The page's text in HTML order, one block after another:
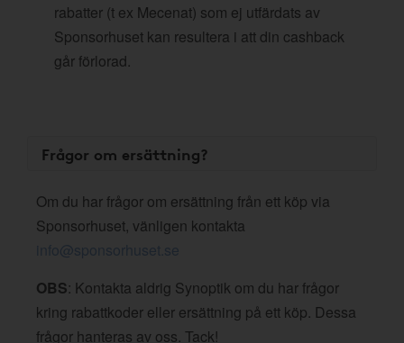
rabatter (t ex Mecenat) som ej utfärdats av
Sponsorhuset kan resultera i att din cashback
går förlorad.
Frågor om ersättning?
Om du har frågor om ersättning från ett köp via
Sponsorhuset, vänligen kontakta
info@sponsorhuset.se
OBS: Kontakta aldrig Synoptik om du har frågor
kring rabattkoder eller ersättning på ett köp. Dessa
frågor hanteras av oss. Tack!